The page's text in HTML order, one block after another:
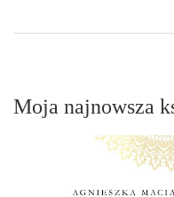
Moja najnowsza